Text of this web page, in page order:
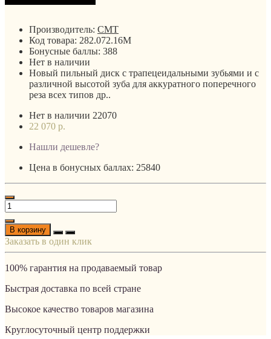
Производитель: CMT
Код товара: 282.072.16M
Бонусные баллы: 388
Нет в наличии
Новый пильный диск с трапецеидальными зубьями и с
различной высотой зуба для аккуратного поперечного
реза всех типов др..
Нет в наличии 22070
22 070 р.
Нашли дешевле?
Цена в бонусных баллах: 25840
В корзину
Заказать в один клик
100% гарантия на продаваемый товар
Быстрая доставка по всей стране
Высокое качество товаров магазина
Круглосуточный центр поддержки